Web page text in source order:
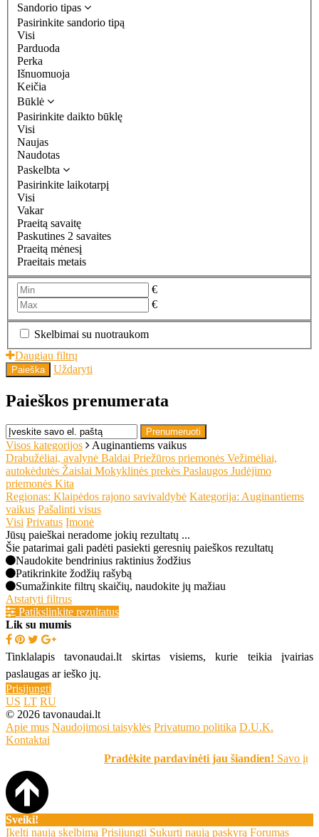
Sandorio tipas
Pasirinkite sandorio tipą
Visi
Parduoda
Perka
Išnuomuoja
Keičia
Būklė
Pasirinkite daikto būklę
Visi
Naujas
Naudotas
Paskelbta
Pasirinkite laikotarpį
Visi
Vakar
Praeitą savaitę
Paskutines 2 savaites
Praeitą mėnesį
Praeitais metais
€
€
Skelbimai su nuotraukom
Daugiau filtrų
Paieška Uždaryti
Paieškos prenumerata
Prenumeruoti
Visos kategorijos
Auginantiems vaikus
Drabužėliai, avalynė Baldai Priežūros priemonės Vežimėliai,
autokėdutės Žaislai Mokyklinės prekės Paslaugos Judėjimo
priemonės Kita
Regionas: Klaipėdos rajono savivaldybė Kategorija: Auginantiems
vaikus Pašalinti visus
Visi Privatus Įmonė
Jūsų paieškai neradome jokių rezultatų ...
Šie patarimai gali padėti pasiekti geresnių paieškos rezultatų
Naudokite bendrinius raktinius žodžius
Patikrinkite žodžių rašybą
Sumažinkite filtrų skaičių, naudokite jų mažiau
Atstatyti filtrus
Patikslinkite rezultatus
Lik su mumis
Tinklalapis tavonaudai.lt skirtas visiems, kurie teikia įvairias
paslaugas ar ieško jų.
Prisijungti
US LT RU
© 2026 tavonaudai.lt
Apie mus Naudojimosi taisyklės Privatumo politika D.U.K.
Kontaktai
Pradėkite pardavinėti jau šiandien! Savo įrašą
Sveiki!
Įkelti naują skelbimą Prisijungti Sukurti naują paskyrą Forumas